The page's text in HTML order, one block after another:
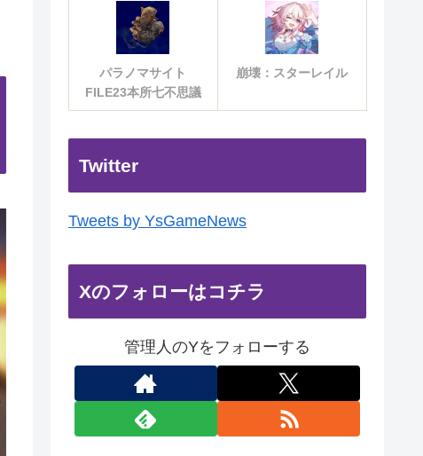
パラノマサイト
FILE23本所七不思議
崩壊：スターレイル
Twitter
Tweets by YsGameNews
Xのフォローはコチラ
管理人のYをフォローする